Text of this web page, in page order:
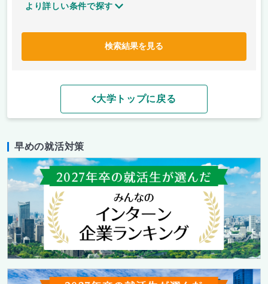
より詳しい条件で探す
検索結果を見る
大学トップに戻る
早めの就活対策